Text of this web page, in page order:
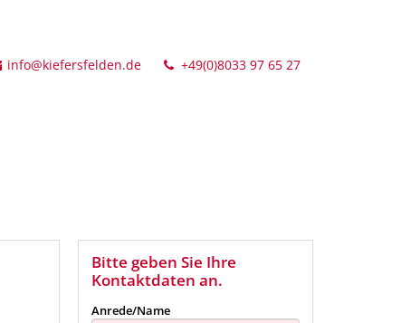
info@kiefersfelden.de +49(0)8033 97 65 27
Bitte geben Sie Ihre
Kontaktdaten an.
Anrede/Name